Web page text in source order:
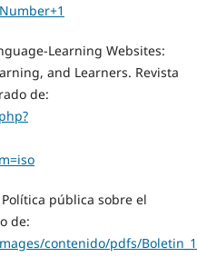
Learning Websites:
and Learners. Revista
de:
pública sobre el
de:
contenido/pdfs/